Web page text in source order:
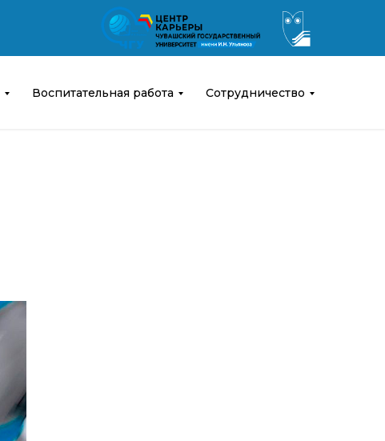
Воспитательная работа Сотрудничество